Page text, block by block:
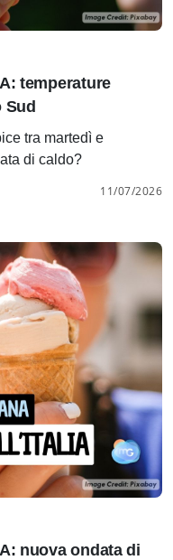
temperature
Sud
tra martedì e
di caldo?
11/07/2026
nuova ondata di